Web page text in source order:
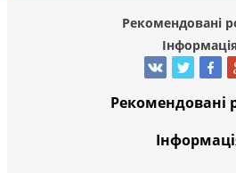
Рекомендовані
Рекомендовані